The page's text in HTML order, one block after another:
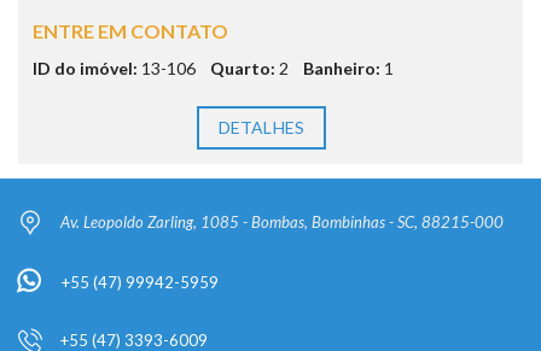
ENTRE EM CONTATO
ID do imóvel: 13-106 Quarto: 2 Banheiro: 1
DETALHES
Av. Leopoldo Zarling, 1085 - Bombas, Bombinhas - SC, 88215-000
+55 (47) 99942-5959
+55 (47) 3393-6009